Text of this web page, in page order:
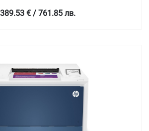
389.53 € / 761.85 лв.